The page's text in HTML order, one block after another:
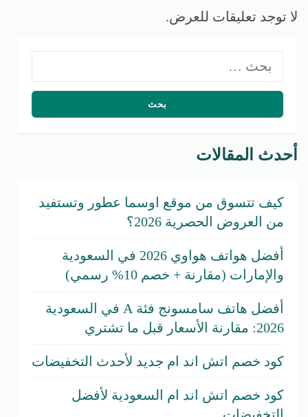
لا توجد تعليقات للعرض.
أحدث المقالات
كيف تتسوق من موقع اوسما عطور وتستفيد
من العروض الحصرية 2026؟
أفضل هواتف هواوي 2026 في السعودية
والإمارات (مقارنة + خصم 10% رسمي)
أفضل هاتف سامسونج فئة A في السعودية
2026: مقارنة الأسعار قبل ما تشتري
كود خصم اتش اند ام جديد لأحدث التخفيضات
كود خصم اتش اند ام السعودية لأفضل